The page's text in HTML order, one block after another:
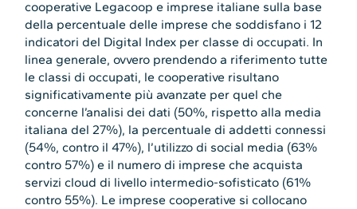
cooperative Legacoop e imprese italiane sulla base
della percentuale delle imprese che soddisfano i 12
indicatori del Digital Index per classe di occupati. In
linea generale, ovvero prendendo a riferimento tutte
le classi di occupati, le cooperative risultano
significativamente più avanzate per quel che
concerne l’analisi dei dati (50%, rispetto alla media
italiana del 27%), la percentuale di addetti connessi
(54%, contro il 47%), l’utilizzo di social media (63%
contro 57%) e il numero di imprese che acquista
servizi cloud di livello intermedio-sofisticato (61%
contro 55%). Le imprese cooperative si collocano